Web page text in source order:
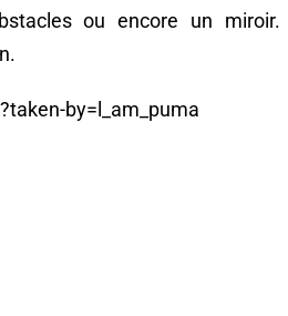
ou encore un
by=l_am_puma